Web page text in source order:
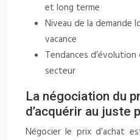
et long terme
Niveau de la demande
vacance
Tendances
secteur
La négociation du
d’acquérir au juste
Négocier le prix d’achat